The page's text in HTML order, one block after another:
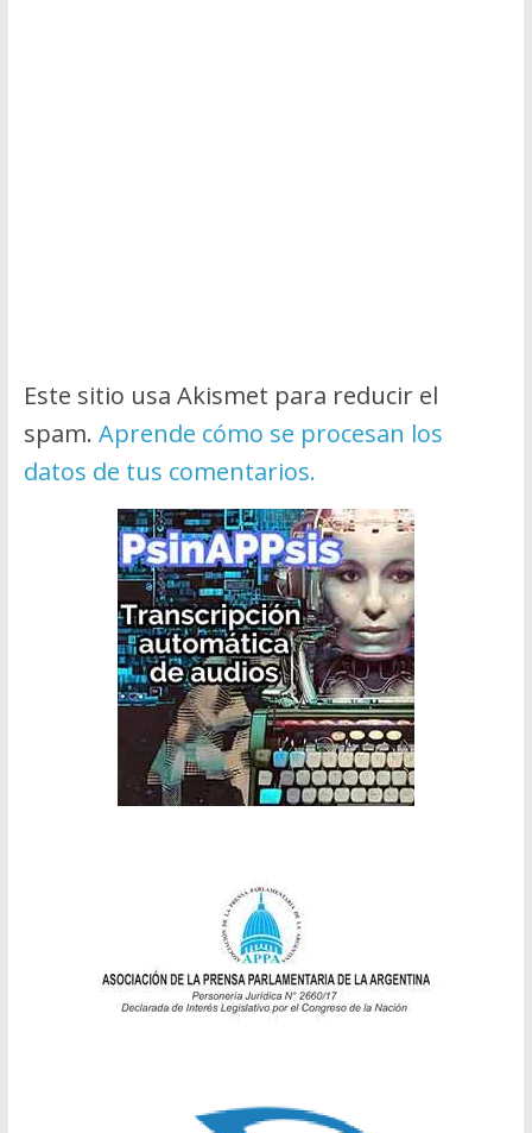
Este sitio usa Akismet para reducir el
spam. Aprende cómo se procesan los
datos de tus comentarios.